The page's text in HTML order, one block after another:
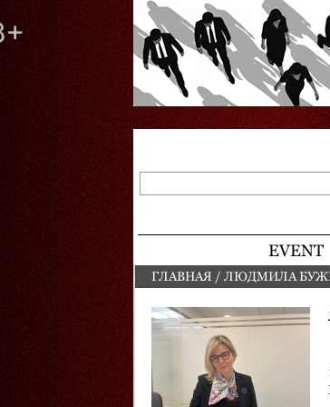
EVENT
ВЫ ЗДЕСЬ
ГЛАВНАЯ / ЛЮДМИЛА